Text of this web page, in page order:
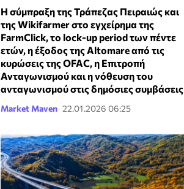
Η σύμπραξη της Τράπεζας Πειραιώς και
της Wikifarmer στο εγχείρημα της
FarmClick, το lock-up period των πέντε
ετών, η έξοδος της Altomare από τις
κυρώσεις της OFAC, η Επιτροπή
Ανταγωνισμού και η νόθευση του
ανταγωνισμού στις δημόσιες συμβάσεις
Market Maven 22.01.2026 06:25